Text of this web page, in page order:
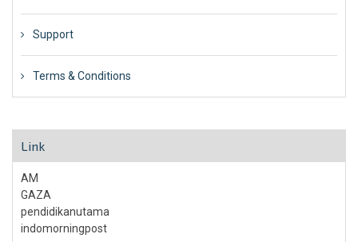
Support
Terms & Conditions
Link
AM
GAZA
pendidikanutama
indomorningpost